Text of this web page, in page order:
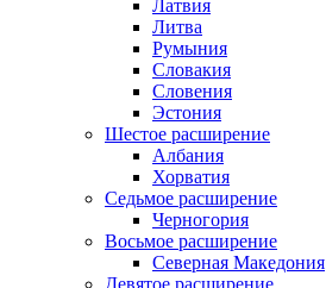
Латвия
Литва
Румыния
Словакия
Словения
Эстония
Шестое расширение
Албания
Хорватия
Седьмое расширение
Черногория
Восьмое расширение
Северная Македония